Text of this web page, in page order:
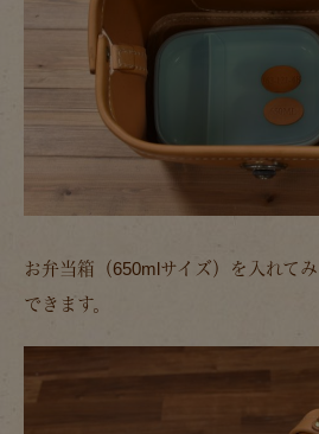
お弁当箱（650mlサイズ）を入れて
できます。